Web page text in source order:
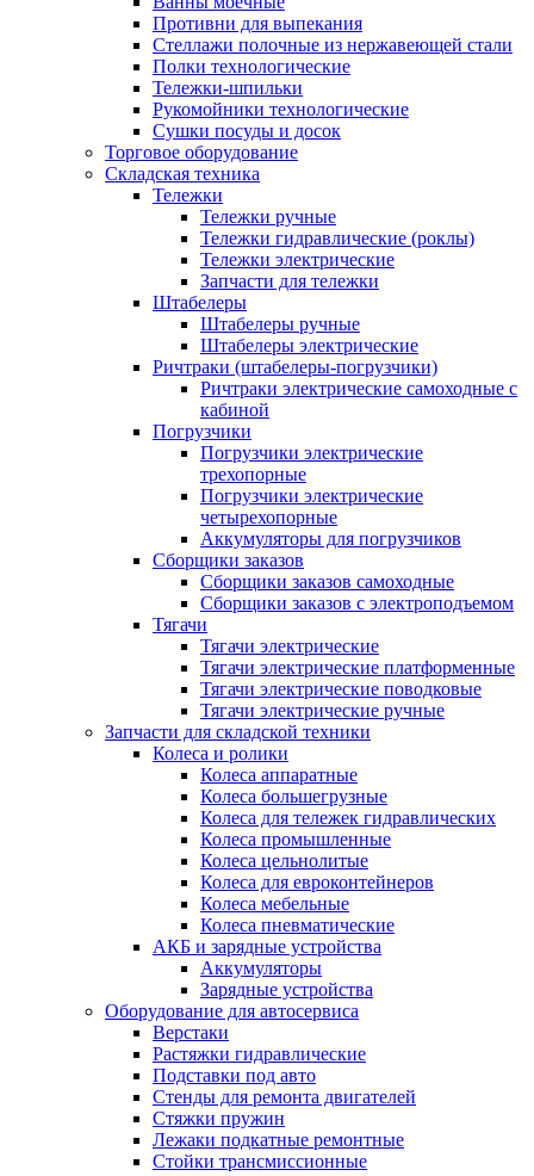
Противни для выпекания
Стеллажи полочные из нержавеющей стали
Полки технологические
Тележки-шпильки
Рукомойники технологические
Сушки посуды и досок
Торговое оборудование
Складская техника
Тележки
Тележки ручные
Тележки гидравлические (роклы)
Тележки электрические
Запчасти для тележки
Штабелеры
Штабелеры ручные
Штабелеры электрические
Ричтраки (штабелеры-погрузчики)
Ричтраки электрические самоходные с
кабиной
Погрузчики
Погрузчики электрические
трехопорные
Погрузчики электрические
четырехопорные
Аккумуляторы для погрузчиков
Сборщики заказов
Сборщики заказов самоходные
Сборщики заказов с электроподъемом
Тягачи
Тягачи электрические
Тягачи электрические платформенные
Тягачи электрические поводковые
Тягачи электрические ручные
Запчасти для складской техники
Колеса и ролики
Колеса аппаратные
Колеса большегрузные
Колеса для тележек гидравлических
Колеса промышленные
Колеса цельнолитые
Колеса для евроконтейнеров
Колеса мебельные
Колеса пневматические
АКБ и зарядные устройства
Аккумуляторы
Зарядные устройства
Оборудование для автосервиса
Верстаки
Растяжки гидравлические
Подставки под авто
Стенды для ремонта двигателей
Стяжки пружин
Лежаки подкатные ремонтные
Стойки трансмиссионные